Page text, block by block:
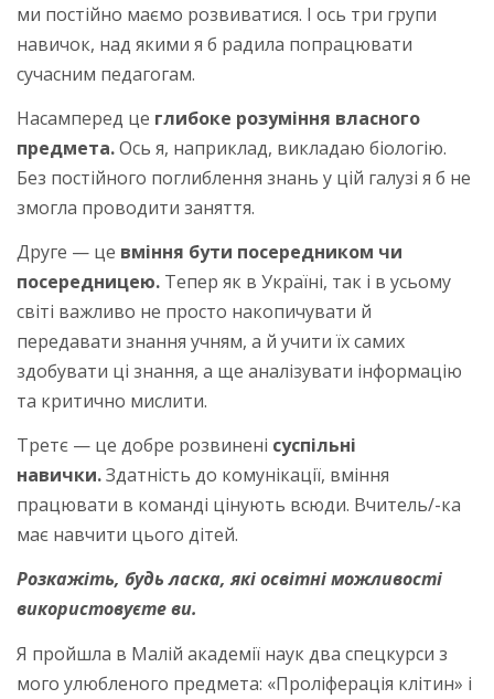
ми постійно маємо розвиватися. І ось три групи
навичок, над якими я б радила попрацювати
сучасним педагогам.
Насамперед це глибоке розуміння власного
предмета.Ось я, наприклад, викладаю біологію.
Без постійного поглиблення знань у цій галузі я б не
змогла проводити заняття.
Друге — це вміння бути посередником чи
посередницею. Тепер як в Україні, так і в усьому
світі важливо не просто накопичувати й
передавати знання учням, а й учити їх самих
здобувати ці знання, а ще аналізувати інформацію
та критично мислити.
Третє — це добре розвинені суспільні
навички.Здатність до комунікації, вміння
працювати в команді цінують всюди. Вчитель/-ка
має навчити цього дітей.
Розкажіть, будь ласка, які освітні можливості
використовуєте ви.
Я пройшла в Малій академії наук два спецкурси з
мого улюбленого предмета: «Проліферація клітин» і